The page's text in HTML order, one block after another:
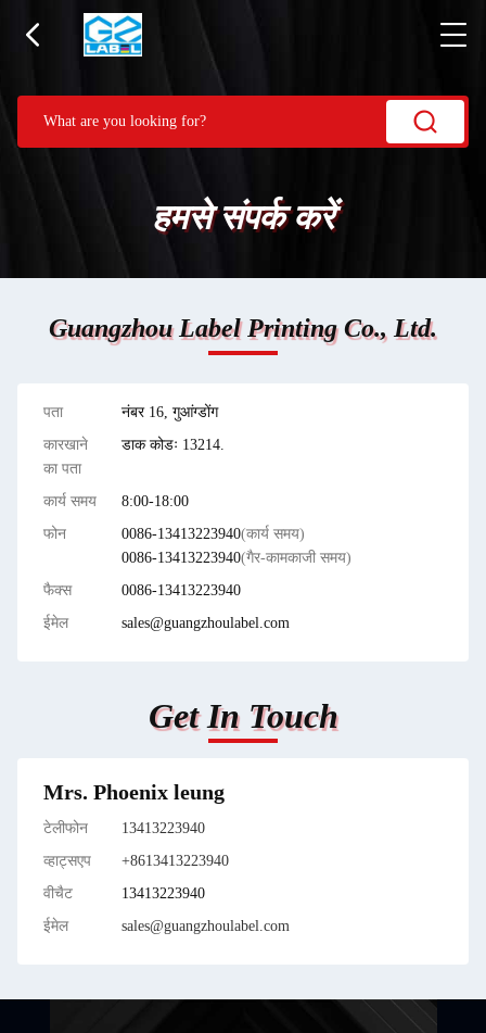
हमसे संपर्क करें
Guangzhou Label Printing Co., Ltd.
पता
नंबर 16, गुआंग्डोंग
कारखाने
का पता
डाक कोडः 13214.
कार्य समय
8:00-18:00
फोन
0086-13413223940(कार्य समय)
0086-13413223940(गैर-कामकाजी समय)
फैक्स
0086-13413223940
ईमेल
sales@guangzhoulabel.com
Get In Touch
Mrs. Phoenix leung
टेलीफोन
13413223940
व्हाट्सएप
+8613413223940
वीचैट
13413223940
ईमेल
sales@guangzhoulabel.com